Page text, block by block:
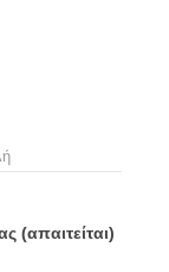
(απαιτείται)